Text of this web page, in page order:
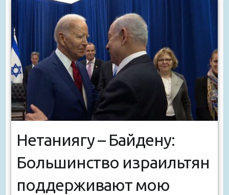
Нетаниягу – Байдену:
Большинство израильтян
поддерживают мою